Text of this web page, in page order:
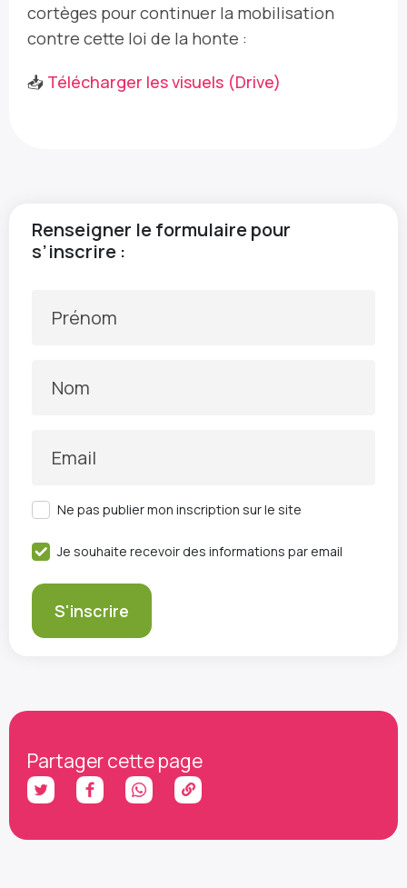
cortèges pour continuer la mobilisation
contre cette loi de la honte :
📥 Télécharger les visuels (Drive)
Renseigner le formulaire pour
s’inscrire :
Prénom
Nom
Email
Ne pas publier mon inscription sur le site
Je souhaite recevoir des informations par email
Partager cette page